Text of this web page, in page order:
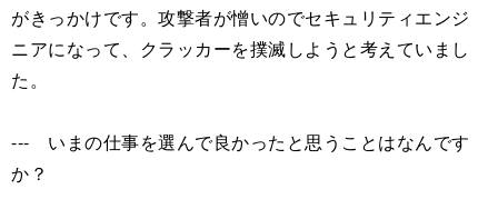
がきっかけです。攻撃者が憎いのでセキュリティエンジ
ニアになって、クラッカーを撲滅しようと考えていまし
た。
--- いまの仕事を選んで良かったと思うことはなんです
か？